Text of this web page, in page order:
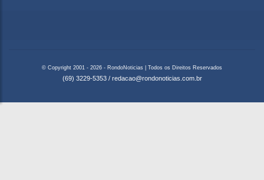
© Copyright 2001 - 2026 - RondoNoticias | Todos os Direitos Reservados
(69) 3229-5353 / redacao@rondonoticias.com.br